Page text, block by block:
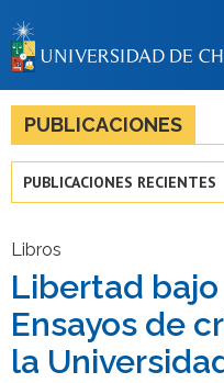
LA
PUBLICACIONES
PUBLICACIONES RECIENTES
Libros
Libertad
Ensayos de
la